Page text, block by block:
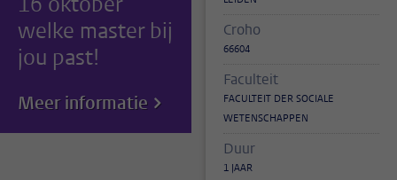
welke master bij
jou past!
Meer informatie
Croho
66604
Faculteit
FACULTEIT DER SOCIALE
WETENSCHAPPEN
Duur
1 JAAR